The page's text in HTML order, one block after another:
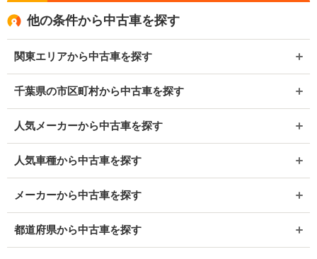
他の条件から中古車を探す
関東エリアから中古車を探す
千葉県の市区町村から中古車を探す
人気メーカーから中古車を探す
人気車種から中古車を探す
メーカーから中古車を探す
都道府県から中古車を探す